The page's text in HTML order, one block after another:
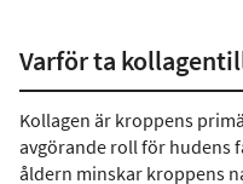
Varför ta
Kollagen är kroppens
avgörande roll för hudens
åldern minskar kroppens